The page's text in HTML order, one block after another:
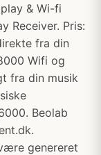
& Wi-fi
Receiver. Pris:
fra din
Wifi og
fra din musik
Beolab
genereret